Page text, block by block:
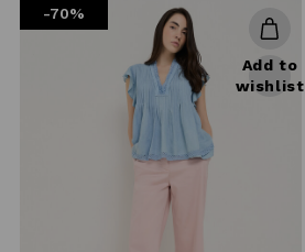
-70%
Add to
wishlist